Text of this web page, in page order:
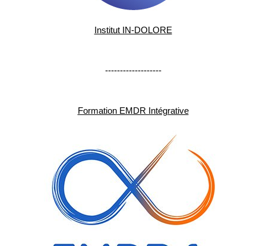
Institut IN-DOLORE
-------------------
Formation EMDR Intégrative